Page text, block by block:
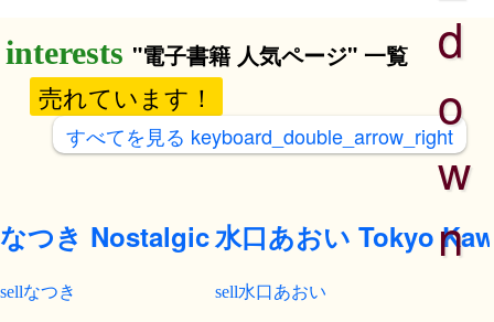
d
o
w
n
"電子書籍 人気ページ" 一覧
売れています！
すべてを見る keyboard_double_arrow_right
なつき Nostalgic
なつき
水口あおい Tokyo
水口あおい